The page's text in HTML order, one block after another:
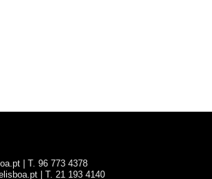
| T. 96 773 4378
| T. 21 193 4140